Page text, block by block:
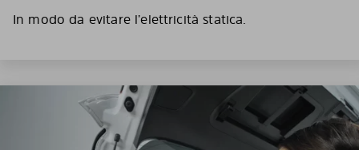
In modo da evitare l’elettricità statica.